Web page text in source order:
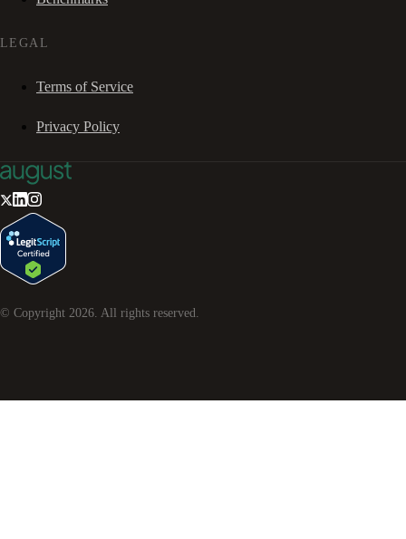
LEGAL
Terms of Service
Privacy Policy
© Copyright 2026 . All rights reserved.